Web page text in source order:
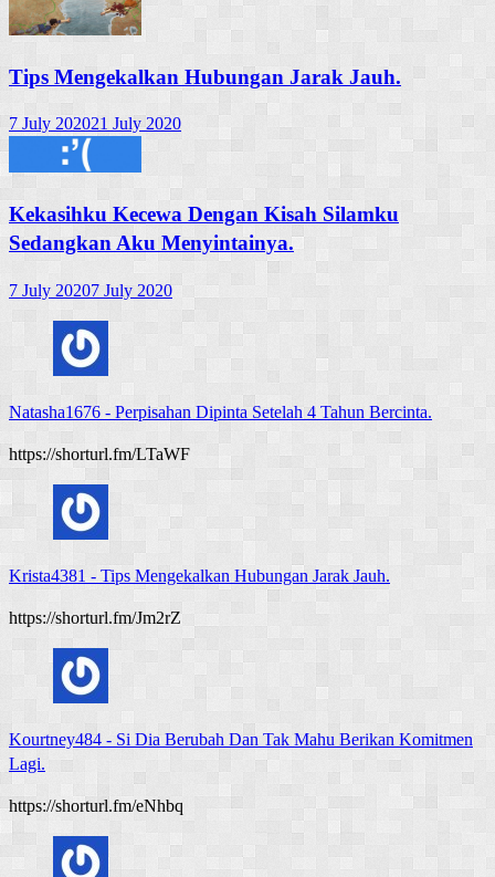
Tips Mengekalkan Hubungan Jarak Jauh.
7 July 202021 July 2020
Kekasihku Kecewa Dengan Kisah Silamku
Sedangkan Aku Menyintainya.
7 July 20207 July 2020
Natasha1676 - Perpisahan Dipinta Setelah 4 Tahun Bercinta.
https://shorturl.fm/LTaWF
Krista4381 - Tips Mengekalkan Hubungan Jarak Jauh.
https://shorturl.fm/Jm2rZ
Kourtney484 - Si Dia Berubah Dan Tak Mahu Berikan Komitmen
Lagi.
https://shorturl.fm/eNhbq